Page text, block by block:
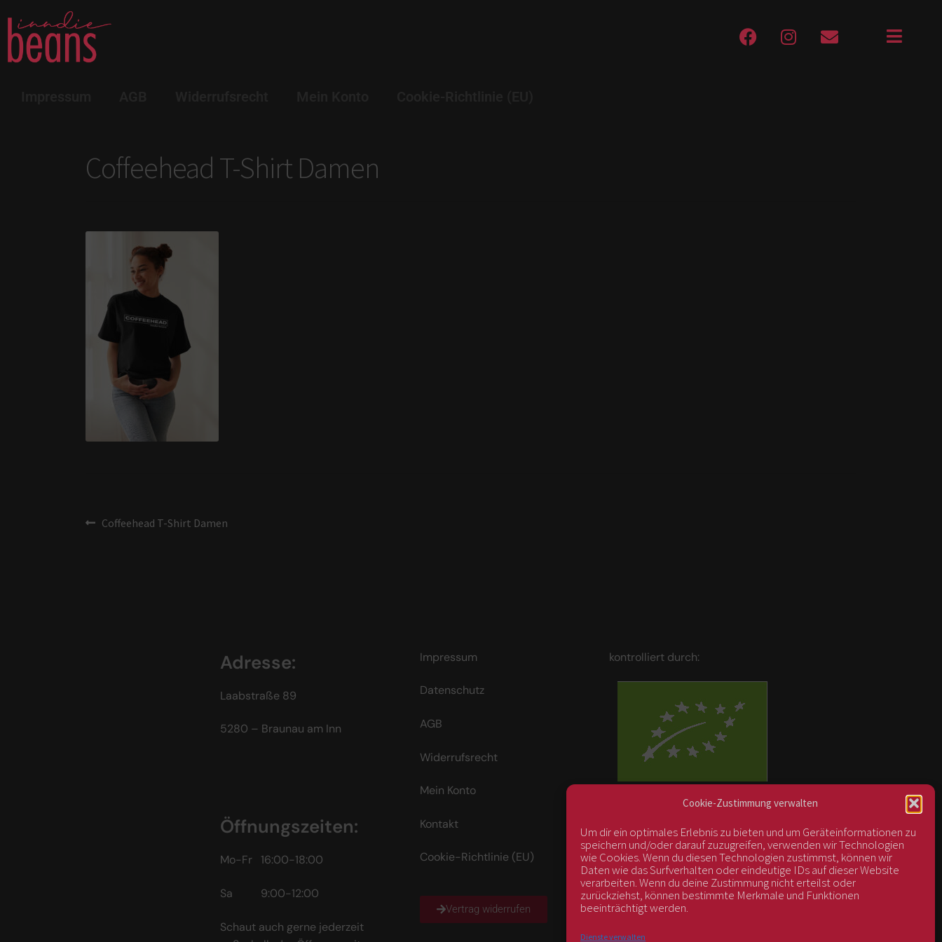
Cookie-Zustimmung verwalten
Um dir ein optimales Erlebnis zu bieten und um Geräteinformationen zu
speichern und/oder darauf zuzugreifen, verwenden wir Technologien
wie Cookies. Wenn du diesen Technologien zustimmst, können wir
Daten wie das Surfverhalten oder eindeutige IDs auf dieser Website
verarbeiten. Wenn du deine Zustimmung nicht erteilst oder
zurückziehst, können bestimmte Merkmale und Funktionen
beeinträchtigt werden.
Dienste verwalten
Coffeehead T-Shirt Damen
Coffeehead T-Shirt Damen
Adresse:
Laabstraße 89
5280 – Braunau am Inn
Öffnungszeiten:
Mo-Fr 16:00-18:00
Sa 9:00-12:00
Schaut auch gerne jederzeit
Impressum
Datenschutz
AGB
Widerrufsrecht
Mein Konto
Kontakt
Cookie-Richtlinie (EU)
Vertrag widerrufen
kontrolliert durch: